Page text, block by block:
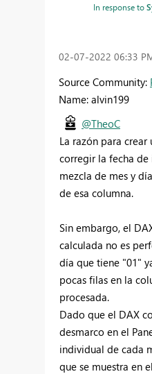
In response to
‎02-07-2022 06:33
Source Community:
Name: alvin199
@TheoC
La razón para
corregir la fecha
mezcla de mes y
de esa columna.
Sin embargo, el
calculada no es
día que tiene "01"
pocas filas en la
procesada.
Dado que el DAX
desmarco en el
individual de cada
que se muestra en